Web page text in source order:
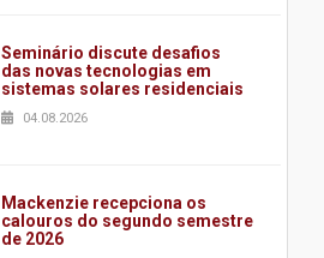
Seminário discute desafios
das novas tecnologias em
sistemas solares residenciais
04.08.2026
Mackenzie recepciona os
calouros do segundo semestre
de 2026